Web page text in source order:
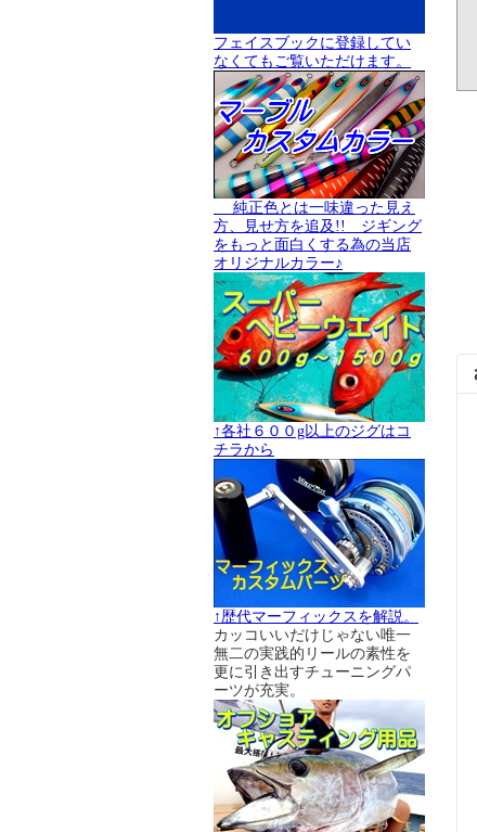
フェイスブックに登録してい
なくてもご覧いただけます。
純正色とは一味違った見え
方、見せ方を追及!! ジギング
をもっと面白くする為の当店
オリジナルカラー♪
↑各社６００g以上のジグはコ
チラから
↑歴代マーフィックスを解説。
カッコいいだけじゃない唯一
無二の実践的リールの素性を
更に引き出すチューニングパ
ーツが充実。